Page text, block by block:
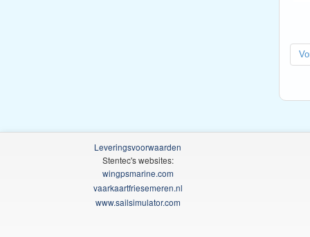
Leveringsvoorwaarden
Stentec's websites:
wingpsmarine.com
vaarkaartfriesemeren.nl
www.sailsimulator.com